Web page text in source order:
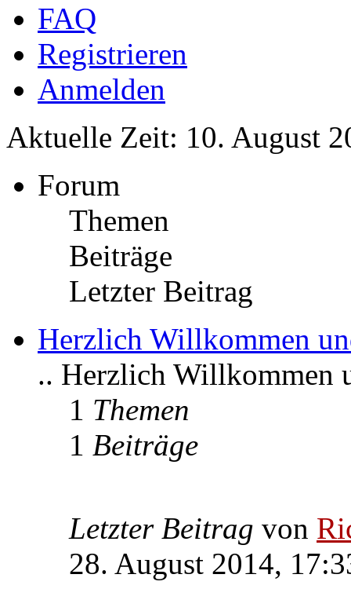
FAQ
Registrieren
Anmelden
Aktuelle Zeit: 10. August
Forum
Themen
Beiträge
Letzter Beitrag
Herzlich Willkommen
.. Herzlich Willkommen
1 Themen
1 Beiträge
Letzter Beitrag von
28. August 2014,